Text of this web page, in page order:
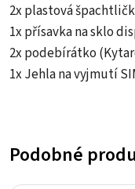
2x plastová
1x přísavka na sklo
2x podebírátko
1x Jehla na vyjmutí
Podobné